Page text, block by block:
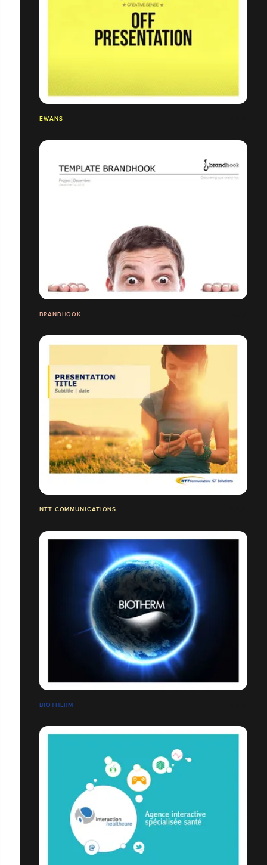
EWANS
BRANDHOOK
NTT COMMUNICATIONS
BIOTHERM